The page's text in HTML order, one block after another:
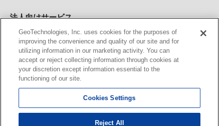
法人向けサービス
法人向け地図・位置情報サービス WEBサイト・システム向け地
図API Windows PC向け地図開発キット MapFan DB 住所確認
サービス
MAP WORLD+ トリマ広告 Geo-Research
カーナビ地図更新サービス
MapFan スマートメンバーズ
KENWOOD MapFan Club
GeoTechnologies, Inc. uses cookies for the purposes of
improving the convenience and quality of our site and for
utilizing information in our marketing activity. You can
accept or reject collecting information through cookies at
your discretion except information essential to the
functioning of our site.
Cookies Settings
Reject All